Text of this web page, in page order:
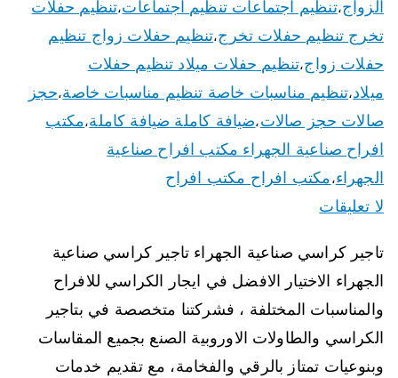
الزواج،تنظيم اجتماعات تنظيم اجتماعات،تنظيم حفلات
تخرج تنظيم حفلات تخرج،تنظيم حفلات زواج تنظيم
حفلات زواج،تنظيم حفلات ميلاد تنظيم حفلات
ميلاد،تنظيم مناسبات خاصة تنظيم مناسبات خاصة،حجز
صالات حجز صالات،ضيافة كاملة ضيافة كاملة،مكتب
افراح صناعية الجهراء مكتب افراح صناعية
الجهراء،مكتب افراح مكتب افراح
لا تعليقات
تاجير كراسي صناعية الجهراء تاجير كراسي صناعية
الجهراء الاختيار الافضل في ايجار الكراسي للافراح
والمناسبات المختلفة ، فشركتنا متخصصة في بتاجير
الكراسي والطاولات الاوروبية الصنع بجميع المقاسات
وبنوعيات تمتاز بالرقي والفخامة، مع تقديم خدمات